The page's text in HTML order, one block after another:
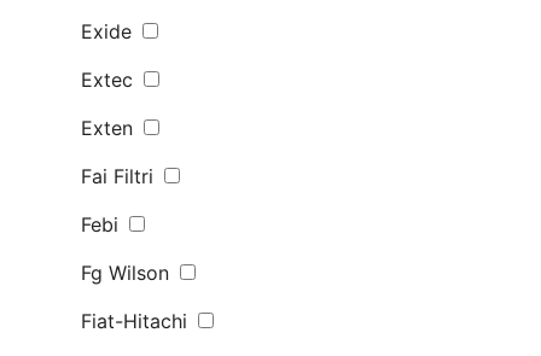
Exide
Extec
Exten
Fai Filtri
Febi
Fg Wilson
Fiat-Hitachi